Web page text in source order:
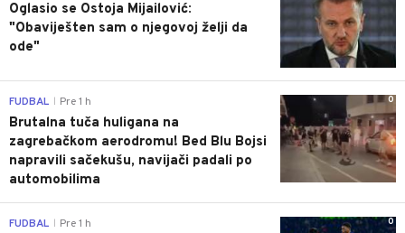
Oglasio se Ostoja Mijailović:
"Obaviješten sam o njegovoj želji da
ode"
0
FUDBAL Pre 1 h
Brutalna tuča huligana na
zagrebačkom aerodromu! Bed Blu Bojsi
napravili sačekušu, navijači padali po
automobilima
0
FUDBAL Pre 1 h